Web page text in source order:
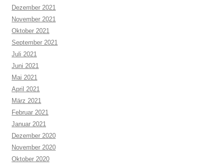
Dezember 2021
November 2021
Oktober 2021
September 2021
Juli 2021
Juni 2021
Mai 2021
April 2021
März 2021
Februar 2021
Januar 2021
Dezember 2020
November 2020
Oktober 2020